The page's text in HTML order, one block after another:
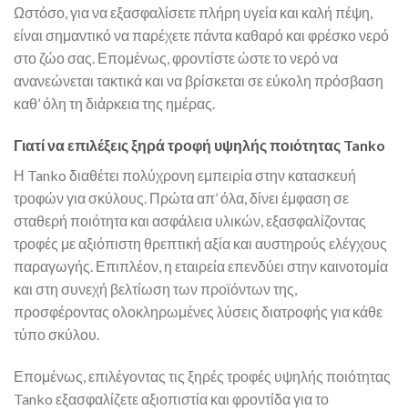
Ωστόσο, για να εξασφαλίσετε πλήρη υγεία και καλή πέψη,
είναι σημαντικό να παρέχετε πάντα καθαρό και φρέσκο νερό
στο ζώο σας. Επομένως, φροντίστε ώστε το νερό να
ανανεώνεται τακτικά και να βρίσκεται σε εύκολη πρόσβαση
καθ’ όλη τη διάρκεια της ημέρας.
Γιατί να επιλέξεις ξηρά τροφή υψηλής ποιότητας Tanko
Η Tanko διαθέτει πολύχρονη εμπειρία στην κατασκευή
τροφών για σκύλους. Πρώτα απ’ όλα, δίνει έμφαση σε
σταθερή ποιότητα και ασφάλεια υλικών, εξασφαλίζοντας
τροφές με αξιόπιστη θρεπτική αξία και αυστηρούς ελέγχους
παραγωγής. Επιπλέον, η εταιρεία επενδύει στην καινοτομία
και στη συνεχή βελτίωση των προϊόντων της,
προσφέροντας ολοκληρωμένες λύσεις διατροφής για κάθε
τύπο σκύλου.
Επομένως, επιλέγοντας τις ξηρές τροφές υψηλής ποιότητας
Tanko εξασφαλίζετε αξιοπιστία και φροντίδα για το